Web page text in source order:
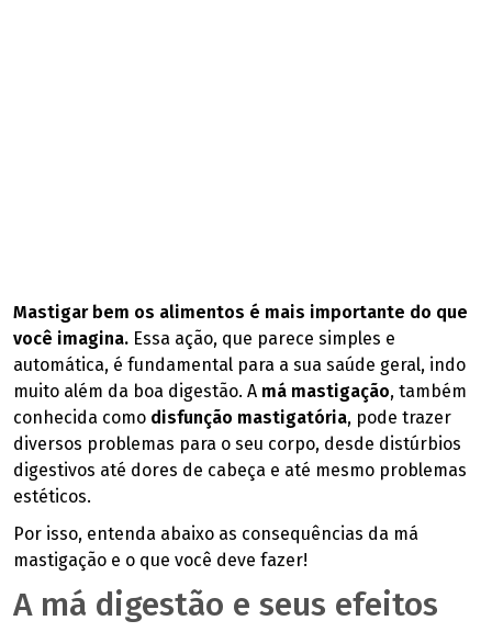
Mastigar bem os alimentos é mais importante do que
você imagina. Essa ação, que parece simples e
automática, é fundamental para a sua saúde geral, indo
muito além da boa digestão. A má mastigação, também
conhecida como disfunção mastigatória, pode trazer
diversos problemas para o seu corpo, desde distúrbios
digestivos até dores de cabeça e até mesmo problemas
estéticos.
Por isso, entenda abaixo as consequências da má
mastigação e o que você deve fazer!
A má digestão e seus efeitos